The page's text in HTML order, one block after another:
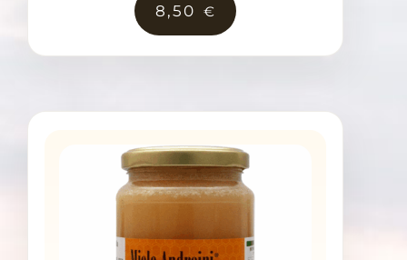
8,50 €